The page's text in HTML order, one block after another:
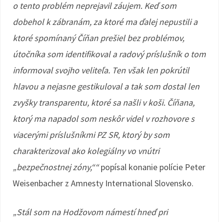
o tento problém neprejavil záujem. Keď som
dobehol k zábranám, za ktoré ma ďalej nepustili a
ktoré spomínaný Číňan prešiel bez problémov,
útočníka som identifikoval a radový príslušník o tom
informoval svojho veliteľa. Ten však len pokrútil
hlavou a nejasne gestikuloval a tak som dostal len
zvyšky transparentu, ktoré sa našli v koši. Číňana,
ktorý ma napadol som neskôr videl v rozhovore s
viacerými príslušníkmi PZ SR, ktorý by som
charakterizoval ako kolegiálny vo vnútri
„bezpečnostnej zóny,““popísal konanie polície Peter
Weisenbacher z Amnesty International Slovensko.
„Stál som na Hodžovom námestí hneď pri